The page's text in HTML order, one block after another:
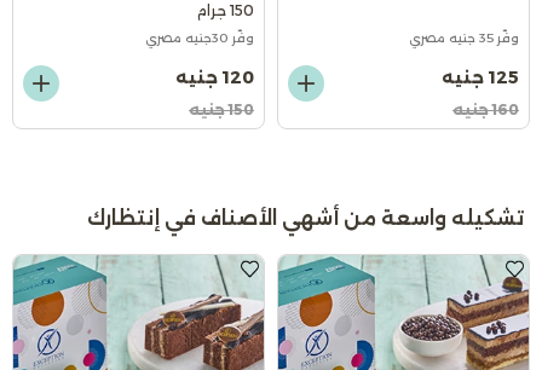
وفّر 35 جنيه مصري
125 جنيه
160 جنيه
150 جرام
وفّر 30جنيه مصري
120 جنيه
150 جنيه
تشكيله واسعة من أشهي الأصناف في إنتظارك